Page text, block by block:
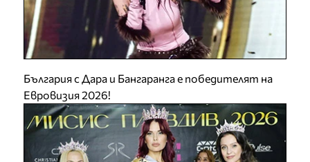
България с Дара и Бангаранга е победителят на
Евровизия 2026!